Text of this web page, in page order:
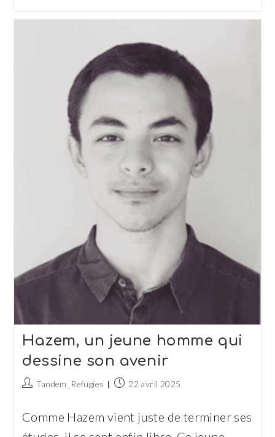
Violence !
Hazem, un jeune homme qui
dessine son avenir
Auteur/autrice
publication :
Tandem_Refugies
Publication
22 avril 2025
Comme Hazem vient juste de terminer ses